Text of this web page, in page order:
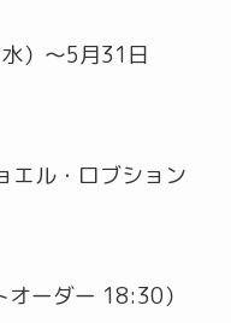
）～5月31日
エル・ロブション
ーダー 18:30）